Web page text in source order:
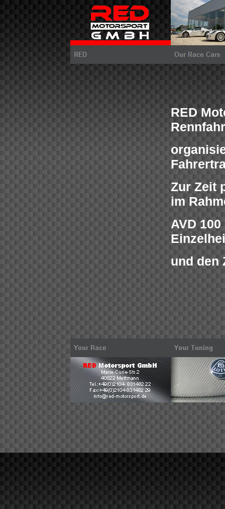
RED
Zur Zeit
im
AVD
und den